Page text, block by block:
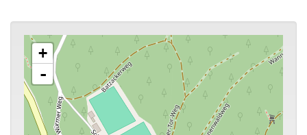
+
-